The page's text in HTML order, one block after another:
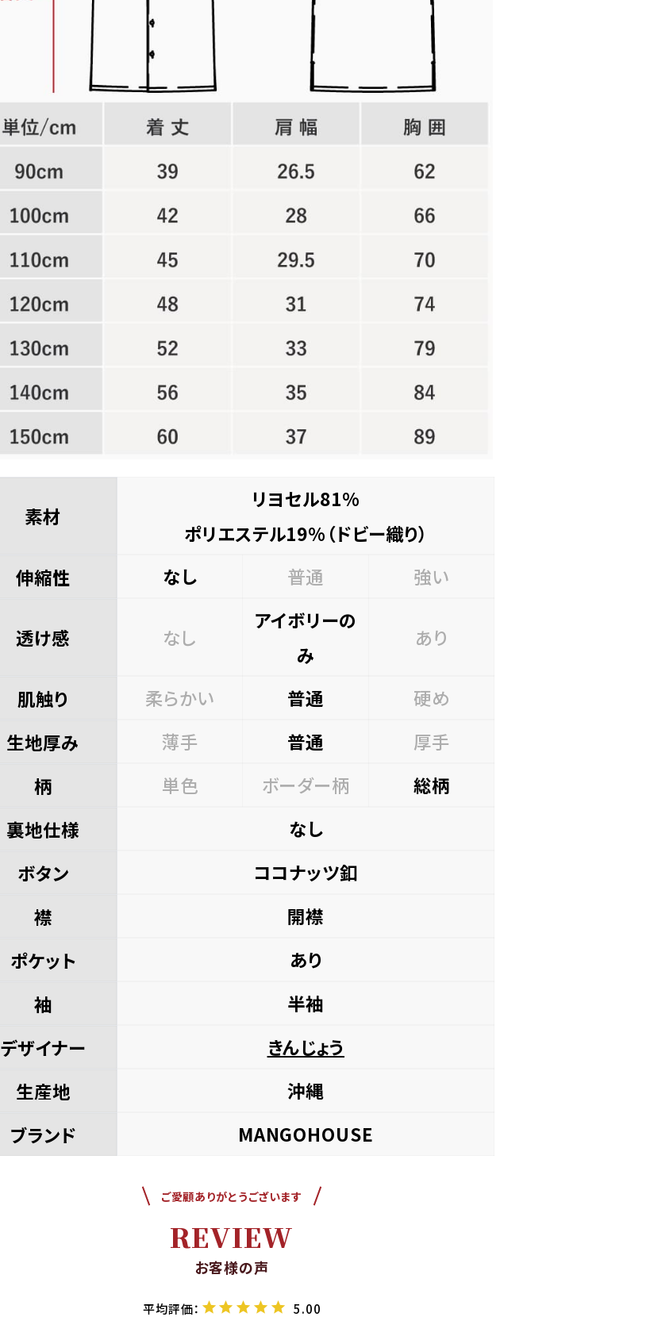
ターコイズブルー
90cm
¥ 11,440
在庫切れ
店舗取り寄せ申請
100cm
110cm
¥
在庫切れ
店舗取り寄せ申請
120cm
¥11,990 店舗取り寄せ申請
130cm
在庫切れ
140cm
¥11,990 店舗取り寄せ申請
¥11,440 店舗取り寄せ申請
¥11,440 店舗取り寄せ申請
110cm
¥11,440 店舗取り寄せ申請
120cm
在庫切れ
¥11,990
140cm
在庫切れ
素材
リヨセル81%
ポリエステル19%（ドビー織り）
伸縮性
なし 普通 強い
透け感 なし
アイボリーの
み
あり
肌触り 柔らかい 普通
硬め
生地厚み
薄手 普通
厚手
柄
単色 ボーダー柄
総柄
裏地仕様
なし
ボタン
ココナッツ釦
襟
開襟
ポケット
あり
袖
半袖
デザイナー
きんじょう
生産地
沖縄
ブランド
MANGOHOUSE
ご愛顧ありがとうございます
REVIEW
お客様の声
5.00